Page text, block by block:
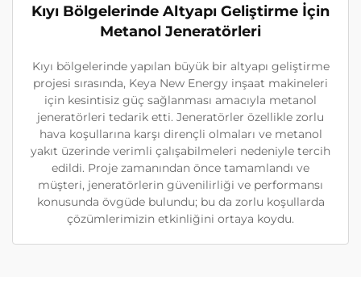
Kıyı Bölgelerinde Altyapı Geliştirme İçin
Metanol Jeneratörleri
Kıyı bölgelerinde yapılan büyük bir altyapı geliştirme
projesi sırasında, Keya New Energy inşaat makineleri
için kesintisiz güç sağlanması amacıyla metanol
jeneratörleri tedarik etti. Jeneratörler özellikle zorlu
hava koşullarına karşı dirençli olmaları ve metanol
yakıt üzerinde verimli çalışabilmeleri nedeniyle tercih
edildi. Proje zamanından önce tamamlandı ve
müşteri, jeneratörlerin güvenilirliği ve performansı
konusunda övgüde bulundu; bu da zorlu koşullarda
çözümlerimizin etkinliğini ortaya koydu.